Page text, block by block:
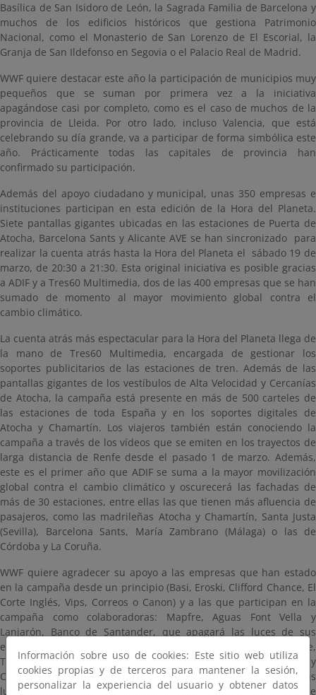
Basílica de San Isidoro de León, la Sagrada Familia de Barcelona y
muchos de los edificios históricos que gestiona Patrimonio
Nacional, como el Monasterio de San Lorenzo de El Escorial, la
Granja de San Ildefonso en Segovia o el Palacio Real de Madrid.
WWF quiere destacar este año la participación de municipios muy
pequeños que se suman por primera vez a la iniciativa
apagándose casi por completo, como es el caso de muchos de la
provincia de Lleida. Por otro lado, incluso Valencia, que está
celebrando su día grande, va a participar de forma simbólica este
año. Prácticamente todas las capitales de provincia han
confirmado su participación.
Además del apoyo ciudadano y municipal, unas 350 empresas e
instituciones participan en esta edición de la Hora del Planeta.
Siete pantallas gigantes ubicadas en las estaciones de Puerta de
Atocha, Barcelona Sants y Alicante AVE se han sincronizado para
realizar la cuenta atrás hasta la Hora del Planeta el sábado 19 de
marzo, de 20:30 a 21:30. Esta original iniciativa es posible gracias
a ADIF y a Tres60 Multimedia, dos de las 400 empresas que se han
sumado de momento al mayor movimiento global contra el
cambio climático.
La cuenta atrás más espectacular para la Hora del Planeta llega de
la mano de Tres60 Multimedia, encargada de gestionar los
soportes publicitarios de las estaciones de tren. Además de las
pantallas gigantes de los vestíbulos de Alta Velocidad y Cercanías
de Atocha, la campaña está presente en más de 500 carteles de
las estaciones de toda España y en los soportes digitales de
Atocha y Chamartín. Los viajeros también están conociendo la
campaña a través de los vídeos que se emiten en los trayectos de
larga distancia de Renfe desde el pasado 1 de marzo. Además,
este es el primer año que ADIF se suma a la mayor movilización
global contra el cambio climático y oscurecerá las fachadas de
más de 30 estaciones, entre ellas las que tienen más afluencia de
pasajeros, como las madrileñas Atocha y Chamartín, Santa Justa
(Sevilla), Barcelona Sants, María Zambrano (Málaga) o las de
Córdoba y La Coruña.
WWF quiere agradecer su apoyo a las empresas que han estado
en la campaña desde un principio (Basi, Eroski, Clifford Chance, El
Corte Inglés, Vips, Correos o Canon) y a las que participan en la
campaña como colaboradoras: Mapfre, Aguas Font Vella y
Lanjarón, Banco de Santander, que apagará las luces de sus
edificios en los 10 principales países donde está presente,
Tetrapak, La Caixa, que dejará a oscuras Cosmocaixa y
CaixaForum, Coca-Cola y Mahou-San Miguel, que apagarán sus
luminosos de publicidad. También reconoce a las compañías que
Información sobre uso de cookies: Este sitio web utiliza
cookies propias y de terceros para mantener la sesión,
personalizar la experiencia del usuario y obtener datos